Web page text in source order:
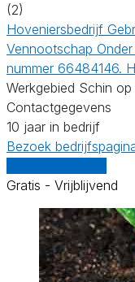
(2)
Hoveniersbedrijf
Vennootschap
nummer 66484146.
Werkgebied Schin op
Contactgegevens
10 jaar in bedrijf
Bezoek
Gratis - Vrijblijvend